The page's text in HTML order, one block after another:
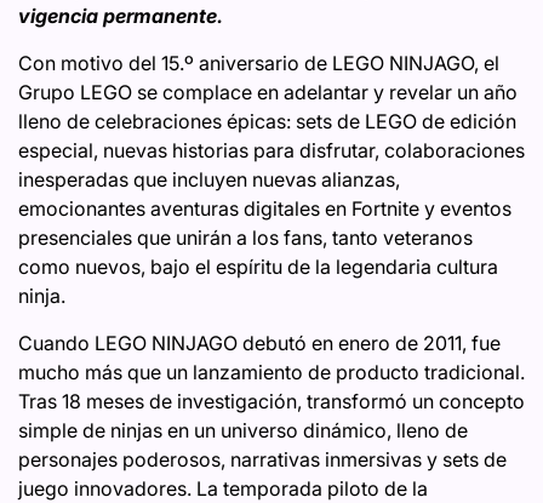
vigencia permanente.
Con motivo del 15.º aniversario de LEGO NINJAGO, el
Grupo LEGO se complace en adelantar y revelar un año
lleno de celebraciones épicas: sets de LEGO de edición
especial, nuevas historias para disfrutar, colaboraciones
inesperadas que incluyen nuevas alianzas,
emocionantes aventuras digitales en Fortnite y eventos
presenciales que unirán a los fans, tanto veteranos
como nuevos, bajo el espíritu de la legendaria cultura
ninja.
Cuando LEGO NINJAGO debutó en enero de 2011, fue
mucho más que un lanzamiento de producto tradicional.
Tras 18 meses de investigación, transformó un concepto
simple de ninjas en un universo dinámico, lleno de
personajes poderosos, narrativas inmersivas y sets de
juego innovadores. La temporada piloto de la